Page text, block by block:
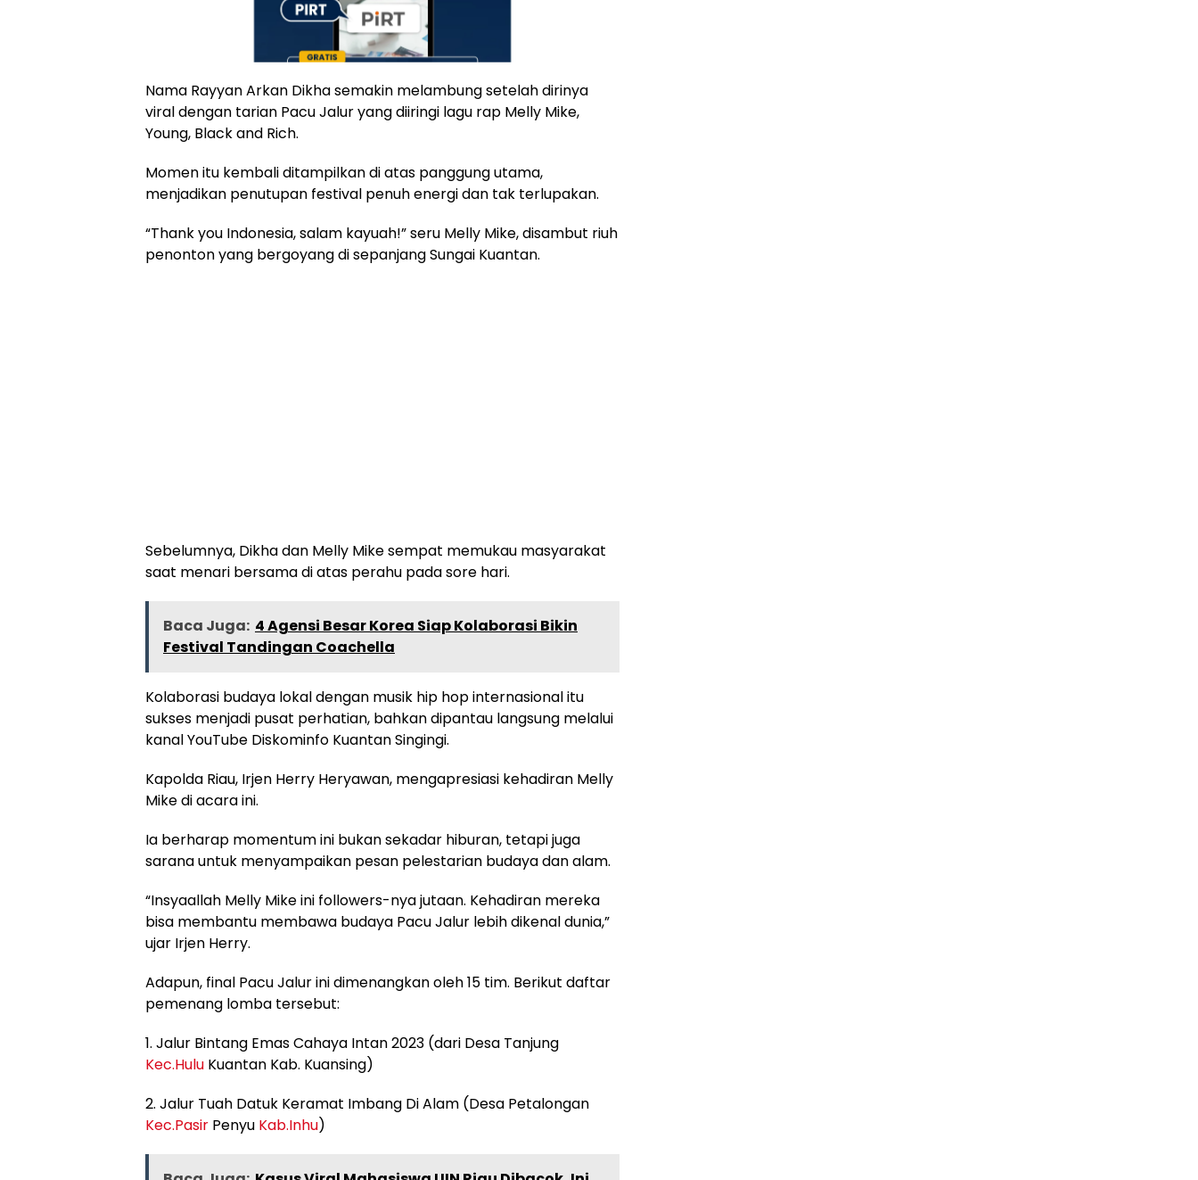
Nama Rayyan Arkan Dikha semakin melambung setelah dirinya
viral dengan tarian Pacu Jalur yang diiringi lagu rap Melly Mike,
Young, Black and Rich.
Momen itu kembali ditampilkan di atas panggung utama,
menjadikan penutupan festival penuh energi dan tak terlupakan.
“Thank you Indonesia, salam kayuah!” seru Melly Mike, disambut riuh
penonton yang bergoyang di sepanjang Sungai Kuantan.
Sebelumnya, Dikha dan Melly Mike sempat memukau masyarakat
saat menari bersama di atas perahu pada sore hari.
Baca Juga: 4 Agensi Besar Korea Siap Kolaborasi Bikin
Festival Tandingan Coachella
Kolaborasi budaya lokal dengan musik hip hop internasional itu
sukses menjadi pusat perhatian, bahkan dipantau langsung melalui
kanal YouTube Diskominfo Kuantan Singingi.
Kapolda Riau, Irjen Herry Heryawan, mengapresiasi kehadiran Melly
Mike di acara ini.
Ia berharap momentum ini bukan sekadar hiburan, tetapi juga
sarana untuk menyampaikan pesan pelestarian budaya dan alam.
“Insyaallah Melly Mike ini followers-nya jutaan. Kehadiran mereka
bisa membantu membawa budaya Pacu Jalur lebih dikenal dunia,”
ujar Irjen Herry.
Adapun, final Pacu Jalur ini dimenangkan oleh 15 tim. Berikut daftar
pemenang lomba tersebut:
1. Jalur Bintang Emas Cahaya Intan 2023 (dari Desa Tanjung
Kec.Hulu Kuantan Kab. Kuansing)
2. Jalur Tuah Datuk Keramat Imbang Di Alam (Desa Petalongan
Kec.Pasir Penyu Kab.Inhu)